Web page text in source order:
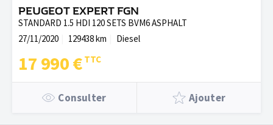
PEUGEOT EXPERT FGN
STANDARD 1.5 HDI 120 SETS BVM6 ASPHALT
27/11/2020
129438 km Diesel
17 990 €
Consulter Ajouter